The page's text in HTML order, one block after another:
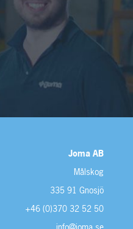
Joma AB
Målskog
335 91 Gnosjö
+46 (0)370 32 52 50